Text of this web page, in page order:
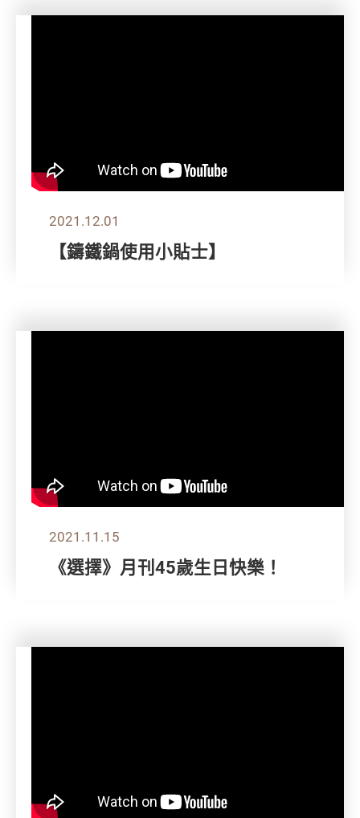
2021.12.01
【鑄鐵鍋使用小貼士】
2021.11.15
《選擇》月刊45歲生日快樂！